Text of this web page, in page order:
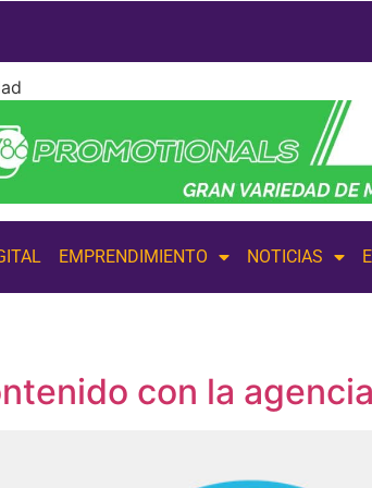
EMPRENDIMIENTO NOTICIAS
con la